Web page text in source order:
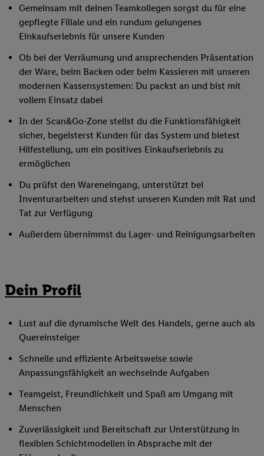
Gemeinsam mit deinen Teamkollegen sorgst du für eine
gepflegte Filiale und ein rundum gelungenes
Einkaufserlebnis für unsere Kunden
Ob bei der Verräumung und ansprechenden Präsentation
der Ware, beim Backen oder beim Kassieren mit unseren
modernen Kassensystemen: Du packst an und bist mit
vollem Einsatz dabei
In der Scan&Go-Zone stellst du die Funktionsfähigkeit
sicher, begeisterst Kunden für das System und bietest
Hilfestellung, um ein positives Einkaufserlebnis zu
ermöglichen
Du prüfst den Wareneingang, unterstützt bei
Inventurarbeiten und stehst unseren Kunden mit Rat und
Tat zur Verfügung
Außerdem übernimmst du Lager- und Reinigungsarbeiten
Dein Profil
Lust auf die dynamische Welt des Handels, gerne auch als
Quereinsteiger
Schnelle und effiziente Arbeitsweise sowie
Anpassungsfähigkeit an wechselnde Aufgaben
Teamgeist, Freundlichkeit und Spaß am Umgang mit
Menschen
Zuverlässigkeit und Bereitschaft zur Unterstützung in
flexiblen Schichtmodellen in Absprache mit der